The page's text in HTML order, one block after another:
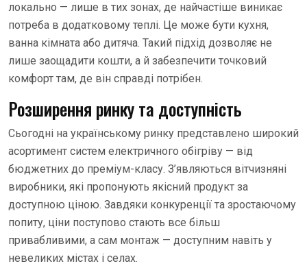
локально — лише в тих зонах, де найчастіше виникає
потреба в додатковому теплі. Це може бути кухня,
ванна кімната або дитяча. Такий підхід дозволяє не
лише заощадити кошти, а й забезпечити точковий
комфорт там, де він справді потрібен.
Розширення ринку та доступність
Сьогодні на українському ринку представлено широкий
асортимент систем електричного обігріву — від
бюджетних до преміум-класу. З’являються вітчизняні
виробники, які пропонують якісний продукт за
доступною ціною. Завдяки конкуренції та зростаючому
попиту, ціни поступово стають все більш
привабливими, а сам монтаж — доступним навіть у
невеликих містах і селах.